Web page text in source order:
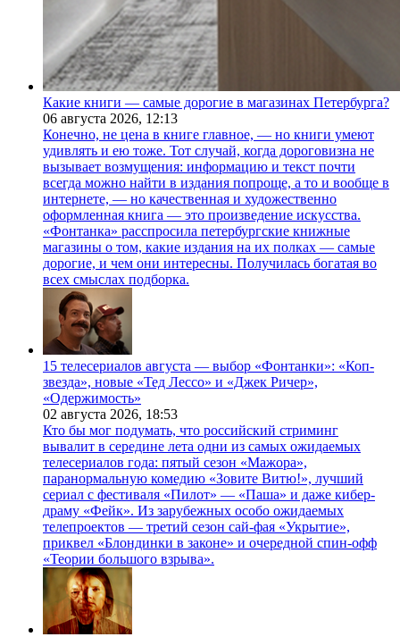
Какие книги — самые дорогие в магазинах Петербурга?
06 августа 2026, 12:13
Конечно, не цена в книге главное, — но книги умеют
удивлять и ею тоже. Тот случай, когда дороговизна не
вызывает возмущения: информацию и текст почти
всегда можно найти в издания попроще, а то и вообще в
интернете, — но качественная и художественно
оформленная книга — это произведение искусства.
«Фонтанка» расспросила петербургские книжные
магазины о том, какие издания на их полках — самые
дорогие, и чем они интересны. Получилась богатая во
всех смыслах подборка.
15 телесериалов августа — выбор «Фонтанки»: «Коп-
звезда», новые «Тед Лессо» и «Джек Ричер»,
«Одержимость»
02 августа 2026, 18:53
Кто бы мог подумать, что российский стриминг
вывалит в середине лета одни из самых ожидаемых
телесериалов года: пятый сезон «Мажора»,
паранормальную комедию «Зовите Витю!», лучший
сериал с фестиваля «Пилот» — «Паша» и даже кибер-
драму «Фейк». Из зарубежных особо ожидаемых
телепроектов — третий сезон сай-фая «Укрытие»,
приквел «Блондинки в законе» и очередной спин-офф
«Теории большого взрыва».